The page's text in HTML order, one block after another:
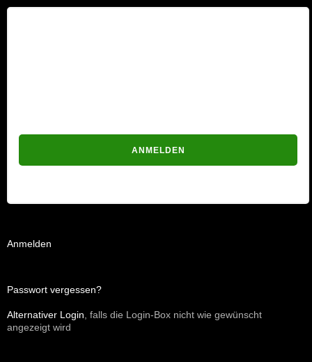
Anmelden
Passwort vergessen?
Alternativer Login , falls die Login-Box nicht wie gewünscht
angezeigt wird